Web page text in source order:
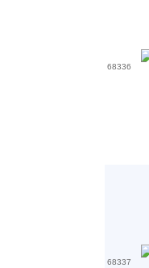
68336
68337